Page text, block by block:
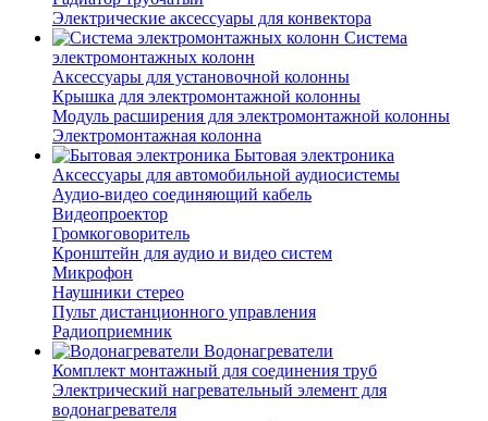
Электрические аксессуары для конвектора
Система
электромонтажных колонн
Аксессуары для установочной колонны
Крышка для электромонтажной колонны
Модуль расширения для электромонтажной колонны
Электромонтажная колонна
Бытовая электроника
Аксессуары для автомобильной аудиосистемы
Аудио-видео соединяющий кабель
Видеопроектор
Громкоговоритель
Кронштейн для аудио и видео систем
Микрофон
Наушники стерео
Пульт дистанционного управления
Радиоприемник
Водонагреватели
Комплект монтажный для соединения труб
Электрический нагревательный элемент для
водонагревателя